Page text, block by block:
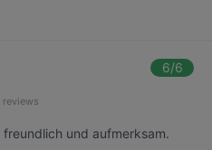
6/6
reviews
und aufmerksam.